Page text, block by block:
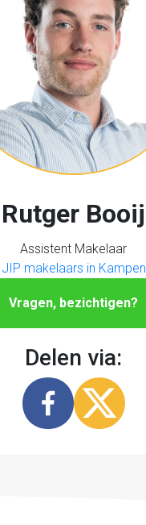
Rutger Booij
Assistent Makelaar
JIP makelaars in Kampen
Vragen, bezichtigen?
Delen via: